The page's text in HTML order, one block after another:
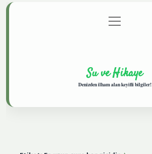
Gizlilik Politikası
menüyü
aç
Su ve Hikaye
Denizden ilham alan keyifli bilgiler!